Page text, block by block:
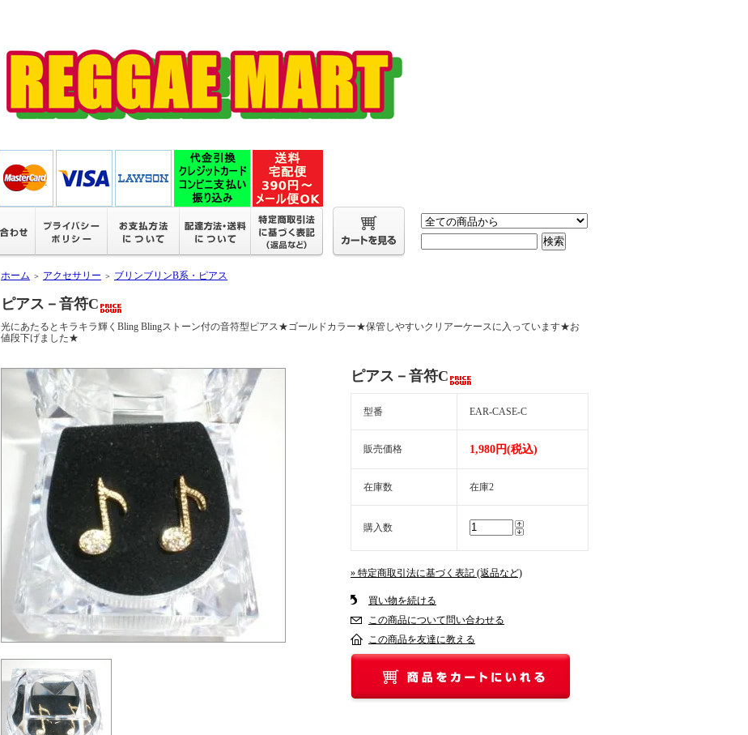
ホーム ＞ アクセサリー ＞ ブリンブリンB系・ピアス
ピアス－音符C
光にあたるとキラキラ輝くBling Blingストーン付の音符型ピアス★ゴールドカラー★保管しやすいクリアーケースに入っています★お
値段下げました★
ピアス－音符C
型番 EAR-CASE-C
販売価格 1,980円(税込)
在庫数 在庫2
購入数
» 特定商取引法に基づく表記 (返品など)
買い物を続ける
この商品について問い合わせる
この商品を友達に教える